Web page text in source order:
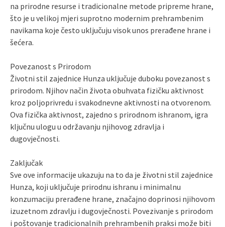
na prirodne resurse i tradicionalne metode pripreme hrane,
što je u velikoj mjeri suprotno modernim prehrambenim
navikama koje često uključuju visok unos prerađene hrane i
šećera.
Povezanost s Prirodom
Životni stil zajednice Hunza uključuje duboku povezanost s
prirodom. Njihov način života obuhvata fizičku aktivnost
kroz poljoprivredu i svakodnevne aktivnosti na otvorenom.
Ova fizička aktivnost, zajedno s prirodnom ishranom, igra
ključnu ulogu u održavanju njihovog zdravlja i
dugovječnosti.
Zaključak
Sve ove informacije ukazuju na to da je životni stil zajednice
Hunza, koji uključuje prirodnu ishranu i minimalnu
konzumaciju prerađene hrane, značajno doprinosi njihovom
izuzetnom zdravlju i dugovječnosti. Povezivanje s prirodom
i poštovanje tradicionalnih prehrambenih praksi može biti